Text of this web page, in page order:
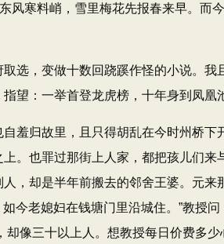
风寒料峭，雪里梅花先报春来早。
，变做十数回跷蹊作怪的小说。我
望：一举首登龙虎榜，十年身到凤凰
归故里，且只得胡乱在今时州桥下
。也罪过那街上人家，都把孩儿们
，却是半年前搬去的邻舍王婆。元来
今老媳妇在钱塘门里沿城住。​”教授
却像三十以上人。想教授每日价费多